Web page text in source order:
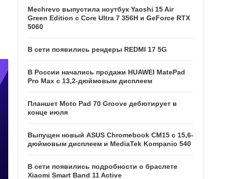
Mechrevo выпустила ноутбук Yaoshi 15 Air
Green Edition с Core Ultra 7 356H и GeForce RTX
5060
В сети появились рендеры REDMI 17 5G
В России начались продажи HUAWEI MatePad
Pro Max с 13,2-дюймовым дисплеем
Планшет Moto Pad 70 Groove дебютирует в
конце июля
Выпущен новый ASUS Chromebook CM15 с 15,6-
дюймовым дисплеем и MediaTek Kompanio 540
В сети появились подробности о браслете
Xiaomi Smart Band 11 Active